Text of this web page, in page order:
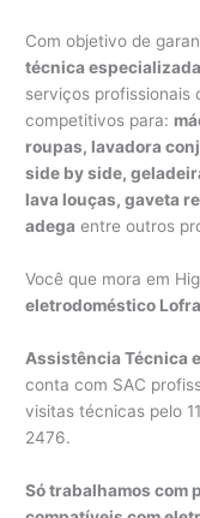
Com objetivo de
técnica
serviços profissionais
competitivos para:
roupas, lavadora
side by side,
lava louças, gaveta
adega entre outros
Você que mora em
eletrodoméstico Lofra
Assistência Técnica
conta com SAC
visitas técnicas pelo
2476.
Só trabalhamos com